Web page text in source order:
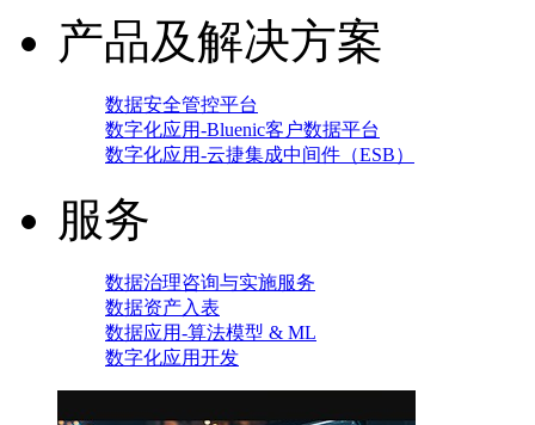
产品及解决方案
数据安全管控平台
数字化应用-Bluenic客户数据平台
数字化应用-云捷集成中间件（ESB）
服务
数据治理咨询与实施服务
数据资产入表
数据应用-算法模型 & ML
数字化应用开发